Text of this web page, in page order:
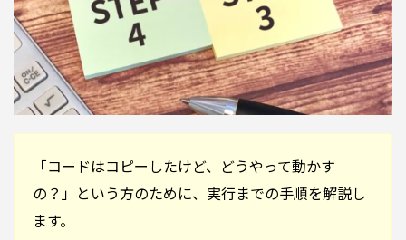
「コードはコピーしたけど、どうやって動かす
の？」という方のために、実行までの手順を解説し
ます。